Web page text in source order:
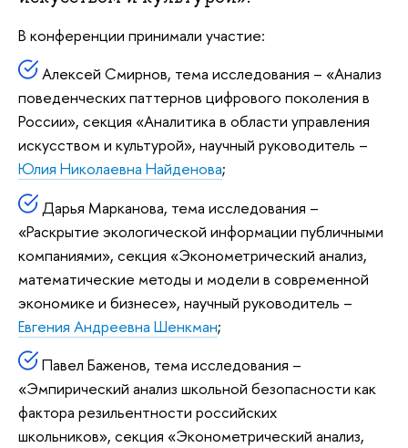
В конференции принимали участие:
Алексей Смирнов, тема исследования – «Анализ
поведенческих паттернов цифрового поколения в
России», секция «Аналитика в области управления
искусством и культурой», научный руководитель –
Юлия Николаевна Найденова;
Дарья Марканова, тема исследования –
«Раскрытие экологической информации публичными
компаниями», секция «Эконометрический анализ,
математические методы и модели в современной
экономике и бизнесе», научный руководитель –
Евгения Андреевна Шенкман;
Павел Баженов, тема исследования –
«Эмпирический анализ школьной безопасности как
фактора резильентности российских
школьников», секция «Эконометрический анализ,